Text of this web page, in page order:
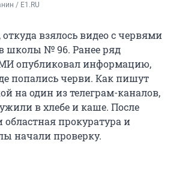
/ E1.RU
взялось видео с червями
школы № 96. Ранее ряд
опубликовал информацию,
попались черви. Как пишут
на один из телеграм-каналов,
в хлебе и каше. После
прокуратура и
начали проверку.